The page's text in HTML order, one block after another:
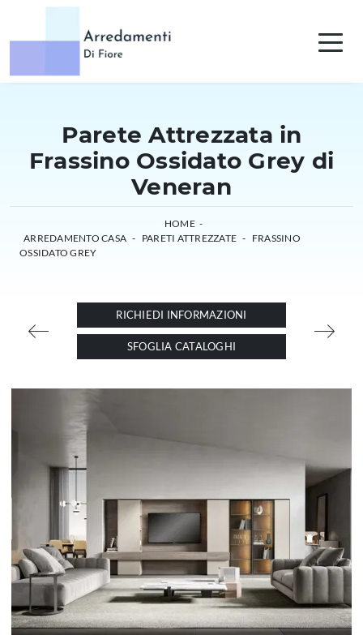
Parete Attrezzata in
Frassino Ossidato Grey di
Veneran
HOME -
ARREDAMENTO CASA - PARETI ATTREZZATE - FRASSINO
OSSIDATO GREY
RICHIEDI INFORMAZIONI
SFOGLIA CATALOGHI